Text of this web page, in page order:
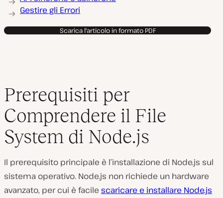
Gestire gli Errori
Scarica l'articolo in formato PDF
Prerequisiti per
Comprendere il File
System di Node.js
Il prerequisito principale è l’installazione di Node.js sul
sistema operativo. Node.js non richiede un hardware
avanzato, per cui è facile scaricare e installare Node.js